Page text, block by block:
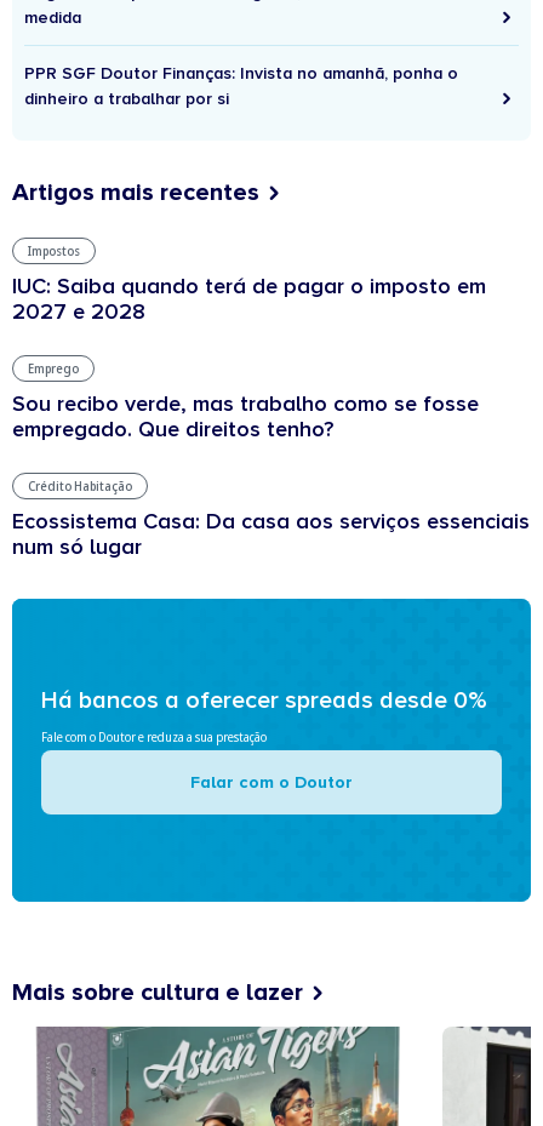
medida
PPR SGF Doutor Finanças: Invista no amanhã, ponha o
dinheiro a trabalhar por si
Artigos mais recentes
Impostos
IUC: Saiba quando terá de pagar o imposto em
2027 e 2028
Emprego
Sou recibo verde, mas trabalho como se fosse
empregado. Que direitos tenho?
Crédito Habitação
Ecossistema Casa: Da casa aos serviços essenciais
num só lugar
Há bancos a oferecer spreads desde 0%
Fale com o Doutor e reduza a sua prestação
Falar com o Doutor
Mais sobre cultura e lazer